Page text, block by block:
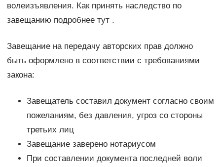
волеизъявления. Как принять наследство по
завещанию подробнее тут .
Завещание на передачу авторских прав должно
быть оформлено в соответствии с требованиями
закона:
Завещатель составил документ согласно своим
пожеланиям, без давления, угроз со стороны
третьих лиц
Завещание заверено нотариусом
При составлении документа последней воли